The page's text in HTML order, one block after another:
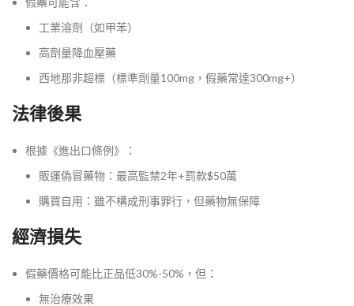
工業溶劑（如甲苯）
高劑量降血壓藥
西地那非超標（標準劑量100mg，假藥常達300mg+）
法律後果
根據《進出口條例》：
販運偽冒藥物：最高監禁2年+罰款$50萬
購買自用：雖不構成刑事罪行，但藥物無保障
經濟損失
假藥價格可能比正品低30%-50%，但：
無治療效果